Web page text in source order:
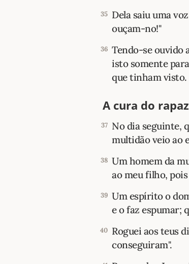
35 Dela saiu uma
ouçam-no!"
36 Tendo-se ouvido
isto somente
que tinham visto.
A cura do
37 No dia seguinte,
multidão veio ao
38 Um homem da
ao meu filho,
39 Um espírito o
e o faz espumar;
40 Roguei aos teus
conseguiram".